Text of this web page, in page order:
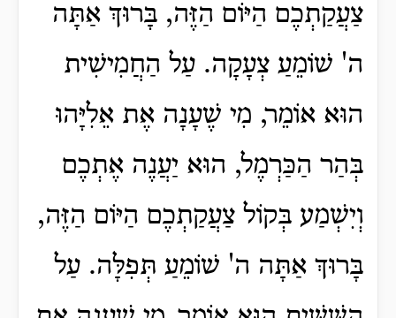
צַעֲקַתְכֶם הַיּוֹם הַזֶּה, בָּרוּךְ אַתָּה
ה' שׁוֹמֵעַ צְעָקָה. עַל הַחֲמִישִׁית
הוּא אוֹמֵר, מִי שֶׁעָנָה אֶת אֵלִיָּהוּ
בְּהַר הַכַּרְמֶל, הוּא יַעֲנֶה אֶתְכֶם
וְיִשְׁמַע בְּקוֹל צַעֲקַתְכֶם הַיּוֹם הַזֶּה,
בָּרוּךְ אַתָּה ה' שׁוֹמֵעַ תְּפִלָּה. עַל